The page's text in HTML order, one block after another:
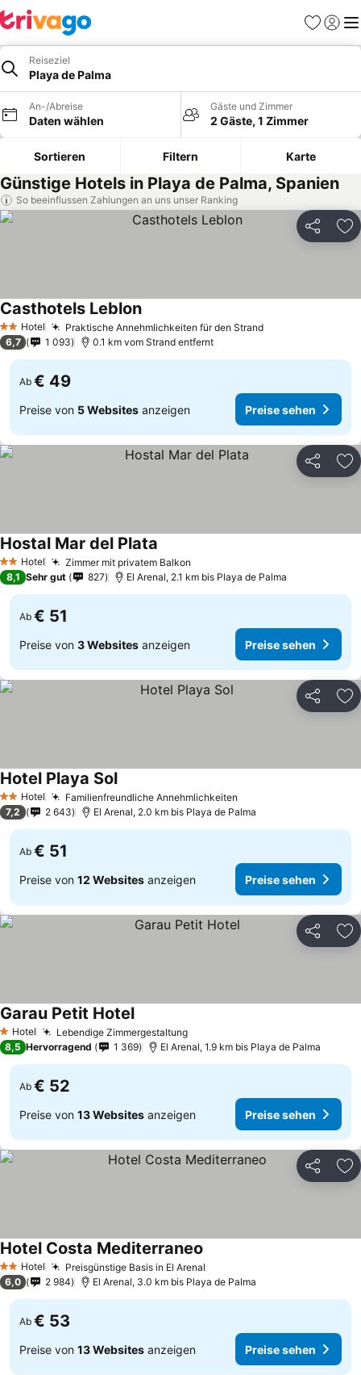
Favoriten
Reiseziel
Playa de Palma
An-/Abreise
Daten wählen
Gäste und Zimmer
2 Gäste, 1 Zimmer
Sortieren Filtern Karte
Günstige Hotels in Playa de Palma, Spanien
So beeinflussen Zahlungen an uns unser Ranking
Teilen
2 Sterne
Hotel Praktische Annehmlichkeiten für den Strand
Casthotels Leblon
6,7 1 093 0.1 km vom Strand entfernt
Ab € 49
Preise von 5 Websites anzeigen Preise sehen
Teilen
2 Sterne
Hotel Zimmer mit privatem Balkon
Hostal Mar del Plata
8,1 Sehr gut 827 El Arenal, 2.1 km bis Playa de Palma
Ab € 51
Preise von 3 Websites anzeigen Preise sehen
Teilen
2 Sterne
Hotel Familienfreundliche Annehmlichkeiten
Hotel Playa Sol
7,2 2 643 El Arenal, 2.0 km bis Playa de Palma
Ab € 51
Preise von 12 Websites anzeigen Preise sehen
Teilen
1 Sterne
Hotel Lebendige Zimmergestaltung
Garau Petit Hotel
8,5 Hervorragend 1 369 El Arenal, 1.9 km bis Playa de Palma
Ab € 52
Preise von 13 Websites anzeigen Preise sehen
Teilen
2 Sterne
Hotel Preisgünstige Basis in El Arenal
Hotel Costa Mediterraneo
6,0 2 984 El Arenal, 3.0 km bis Playa de Palma
Ab € 53
Preise von 13 Websites anzeigen Preise sehen